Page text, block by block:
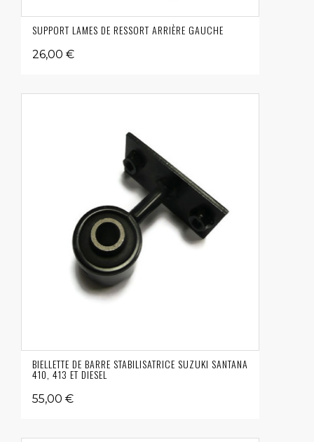
SUPPORT LAMES DE RESSORT ARRIÈRE GAUCHE
26,00 €
BIELLETTE DE BARRE STABILISATRICE SUZUKI SANTANA
410, 413 ET DIESEL
55,00 €